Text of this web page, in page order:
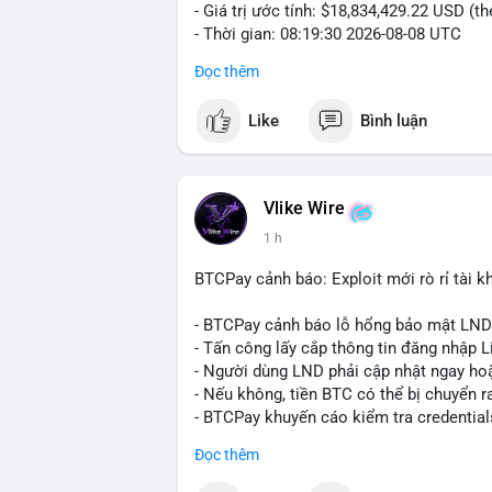
- Giá trị ước tính: $18,834,429.22 USD
- Thời gian: 08:19:30 2026-08-08 UTC
Nhận định phân tích:
chưa xác nhận cho thấy dấu hiệu của
mục. Với mức giá hiện tại, động thái
quyết định áp lực cung ngắn hạn lên thị
xuất hiện dòng tiền lớn, nhưng chưa đủ
lệnh chuyển tiếp theo.
Lời khuyên:
định xu hướng rõ ràng hơn. Tránh hành
hợp với khối lượng giao dịch chung và
#289btc #chuyenvilon
Đọc thêm
Like Bình luận
Vlike Wire
1 h
BTCPay cảnh báo: Exploit mới rò rỉ tài
- BTCPay cảnh báo lỗ hổng bảo mật
- Tấn công lấy cắp thông tin đăng nhập
- Người dùng LND phải cập nhật ngay
- Nếu không, tiền BTC có thể bị chuyển
- BTCPay khuyến cáo kiểm tra
#binancesquare
Đọc thêm